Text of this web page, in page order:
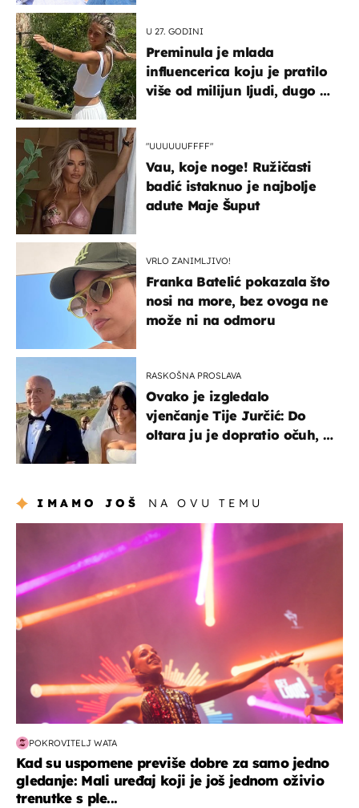
U 27. GODINI
Preminula je mlada
influencerica koju je pratilo
više od milijun ljudi, dugo se
"UUUUUUFFFF"
Vau, koje noge! Ružičasti
badić istaknuo je najbolje
adute Maje Šuput
VRLO ZANIMLJIVO!
Franka Batelić pokazala što
nosi na more, bez ovoga ne
može ni na odmoru
RASKOŠNA PROSLAVA
Ovako je izgledalo
vjenčanje Tije Jurčić: Do
oltara ju je dopratio očuh, a
IMAMO JOŠ NA OVU TEMU
POKROVITELJ WATA
Kad su uspomene previše dobre za samo jedno
gledanje: Mali uređaj koji je još jednom oživio
trenutke s ple...